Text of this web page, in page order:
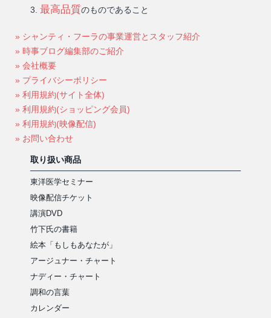
最高品質のものであること
» シャンティ・フーラの事業運営とスタッフ紹介
» 時事ブログ編集部のご紹介
» 会社概要
» プライバシーポリシー
» 利用規約(サイト全体)
» 利用規約(ショッピング会員)
» 利用規約(映像配信)
» お問い合わせ
取り扱い商品
東洋医学セミナー
映像配信チケット
講演DVD
竹下氏の書籍
絵本「もしもあなたが」
アージュナー・チャート
ナディー・チャート
調和の言葉
カレンダー